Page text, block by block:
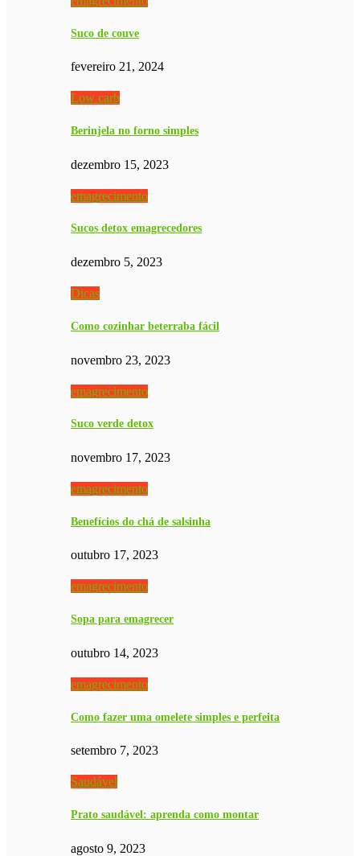
Suco de couve
fevereiro 21, 2024
Low carb
Berinjela no forno simples
dezembro 15, 2023
emagrecimento
Sucos detox emagrecedores
dezembro 5, 2023
Dicas
Como cozinhar beterraba fácil
novembro 23, 2023
emagrecimento
Suco verde detox
novembro 17, 2023
emagrecimento
Benefícios do chá de salsinha
outubro 17, 2023
emagrecimento
Sopa para emagrecer
outubro 14, 2023
emagrecimento
Como fazer uma omelete simples e perfeita
setembro 7, 2023
Saudável
Prato saudável: aprenda como montar
agosto 9, 2023